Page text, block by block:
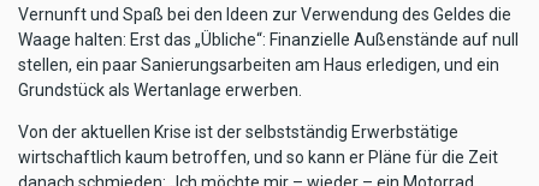
Vernunft und Spaß bei den Ideen zur Verwendung des Geldes die
Waage halten: Erst das „Übliche“: Finanzielle Außenstände auf null
stellen, ein paar Sanierungsarbeiten am Haus erledigen, und ein
Grundstück als Wertanlage erwerben.
Von der aktuellen Krise ist der selbstständig Erwerbstätige
wirtschaftlich kaum betroffen, und so kann er Pläne für die Zeit
danach schmieden: „Ich möchte mir – wieder – ein Motorrad